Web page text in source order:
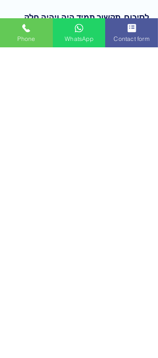
לסיכום, תקשור תמיד היה ויהיה חלק
משגרת חיי היומיומית. אני מתקשרת
כמעט כל הזמן ואני יודעת הרבה דברים.
Phone WhatsApp Contact form